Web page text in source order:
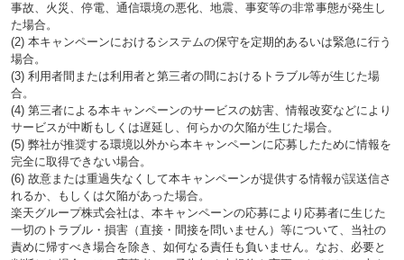
事故、火災、停電、通信環境の悪化、地震、事変等の非常事態が発生し
た場合。
(2) 本キャンペーンにおけるシステムの保守を定期的あるいは緊急に行う
場合。
(3) 利用者間または利用者と第三者の間におけるトラブル等が生じた場
合。
(4) 第三者による本キャンペーンのサービスの妨害、情報改変などにより
サービスが中断もしくは遅延し、何らかの欠陥が生じた場合。
(5) 弊社が推奨する環境以外から本キャンペーンに応募したために情報を
完全に取得できない場合。
(6) 故意または重過失なくして本キャンペーンが提供する情報が誤送信さ
れるか、もしくは欠陥があった場合。
楽天グループ株式会社は、本キャンペーンの応募により応募者に生じた
一切のトラブル・損害（直接・間接を問いません）等について、当社の
責めに帰すべき場合を除き、如何なる責任も負いません。なお、必要と